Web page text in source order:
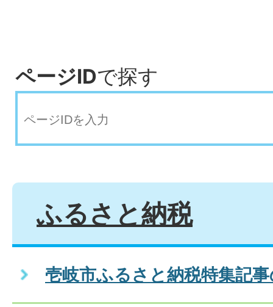
ページIDで探す
ふるさと納税
壱岐市ふるさと納税特集記